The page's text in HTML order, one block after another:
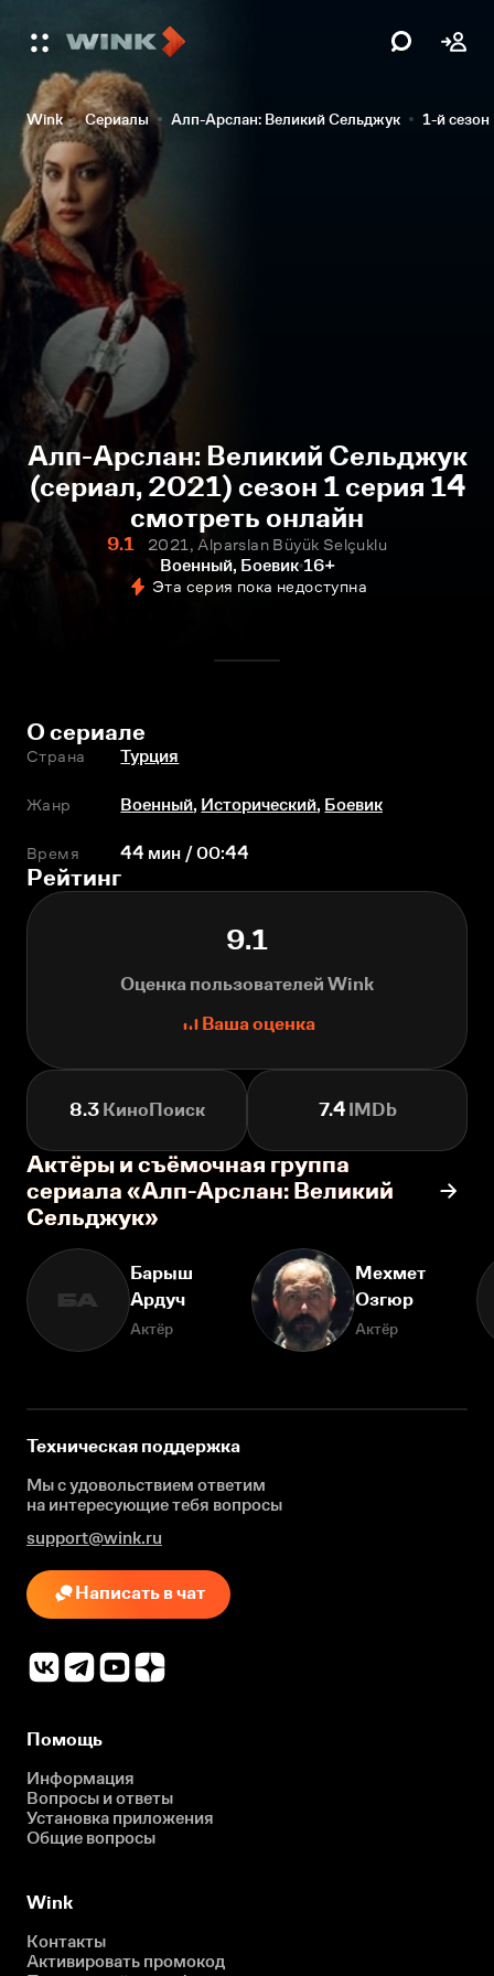
Wink Сериалы Алп-Арслан: Великий Сельджук 1-й сезон
Алп-Арслан: Великий Сельджук
(сериал, 2021) сезон 1 серия 14
смотреть онлайн
9.1
2021, Alparslan Büyük Selçuklu
Военный, Боевик 16+
Эта серия пока недоступна
О сериале
Страна Турция
Жанр Военный, Исторический, Боевик
Время 44 мин / 00:44
Рейтинг
9.1
Оценка пользователей Wink
Ваша оценка
8.3КиноПоиск 7.4IMDb
Актёры и съёмочная группа
сериала «Алп-Арслан: Великий
Сельджук»
БА
Барыш
Ардуч
Актёр
Мехмет
Озгюр
Актёр
Техническая поддержка
Мы с удовольствием ответим
на интересующиетебя вопросы
support@wink.ru
Написать в чат
Помощь
Информация
Вопросы и ответы
Установка приложения
Общие вопросы
Wink
Контакты
Активировать промокод